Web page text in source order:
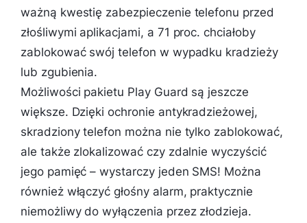
ważną kwestię zabezpieczenie telefonu przed
złośliwymi aplikacjami, a 71 proc. chciałoby
zablokować swój telefon w wypadku kradzieży
lub zgubienia.
Możliwości pakietu Play Guard są jeszcze
większe. Dzięki ochronie antykradzieżowej,
skradziony telefon można nie tylko zablokować,
ale także zlokalizować czy zdalnie wyczyścić
jego pamięć – wystarczy jeden SMS! Można
również włączyć głośny alarm, praktycznie
niemożliwy do wyłączenia przez złodzieja.